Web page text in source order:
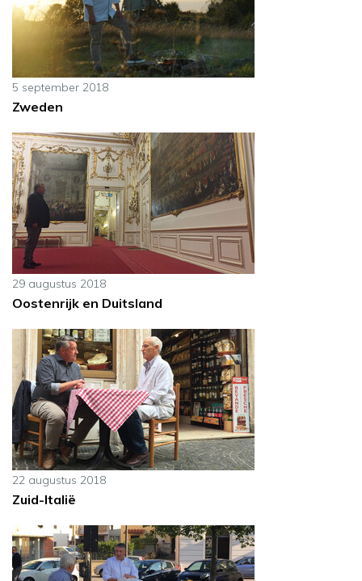
5 september 2018
Zweden
29 augustus 2018
Oostenrijk en Duitsland
22 augustus 2018
Zuid-Italië